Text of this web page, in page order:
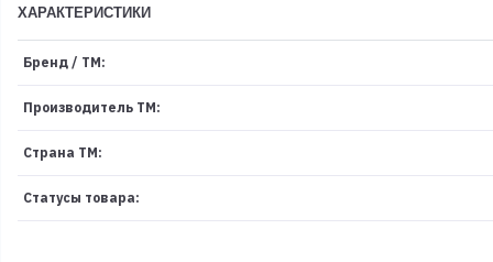
ХАРАКТЕРИСТИКИ
Бренд / ТМ:
Производитель ТМ:
Страна ТМ:
Статусы товара: